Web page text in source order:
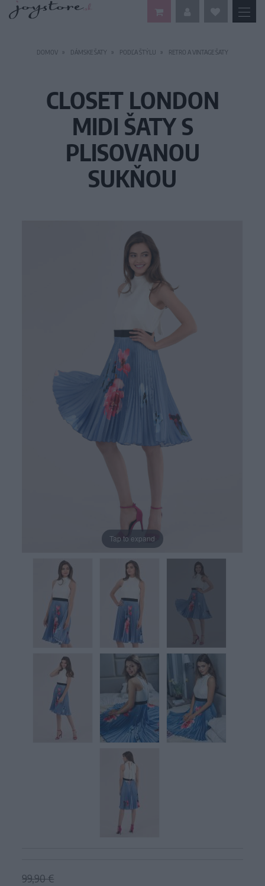
DOMOV DÁMSKE ŠATY PODĽA ŠTÝLU RETRO A VINTAGE ŠATY
CLOSET LONDON
MIDI ŠATY S
PLISOVANOU
SUKŇOU
Tap to expand
99,90 €